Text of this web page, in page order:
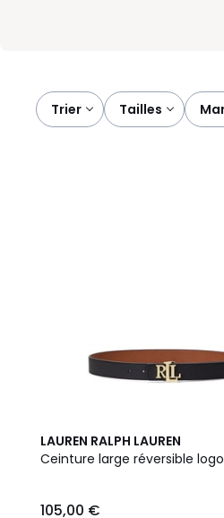
Trier tailles
LAUREN RALPH LAUREN
Ceinture large réversible logo
€.
105,00 €
4,6
/ 5